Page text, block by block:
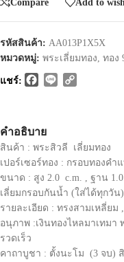
Compare Add to
รหัสสินค้า: AA013P1X5X
หมวดหมู่: พระเลี่ยมทอง, ทอง
แชร์: Facebook
Line
คำอธิบาย
สินค้า : พระสิวลี เลี่ยมทอง
เปอร์เซอร์ทอง : กรอบทองคำ
ขนาด : สูง 2.0 c.m. , ฐาน 1.0
เลี่ยมกรอบกันน้ำ (ใส่ได้ทุกวัน)
รายละเอียด : ทรงสามเหลี่ยม
อนุภาพ :เงินทองไหลมาเทมา
รวดเร็ว
คาถาบูชา : ตั้งนะโม (3 จบ)